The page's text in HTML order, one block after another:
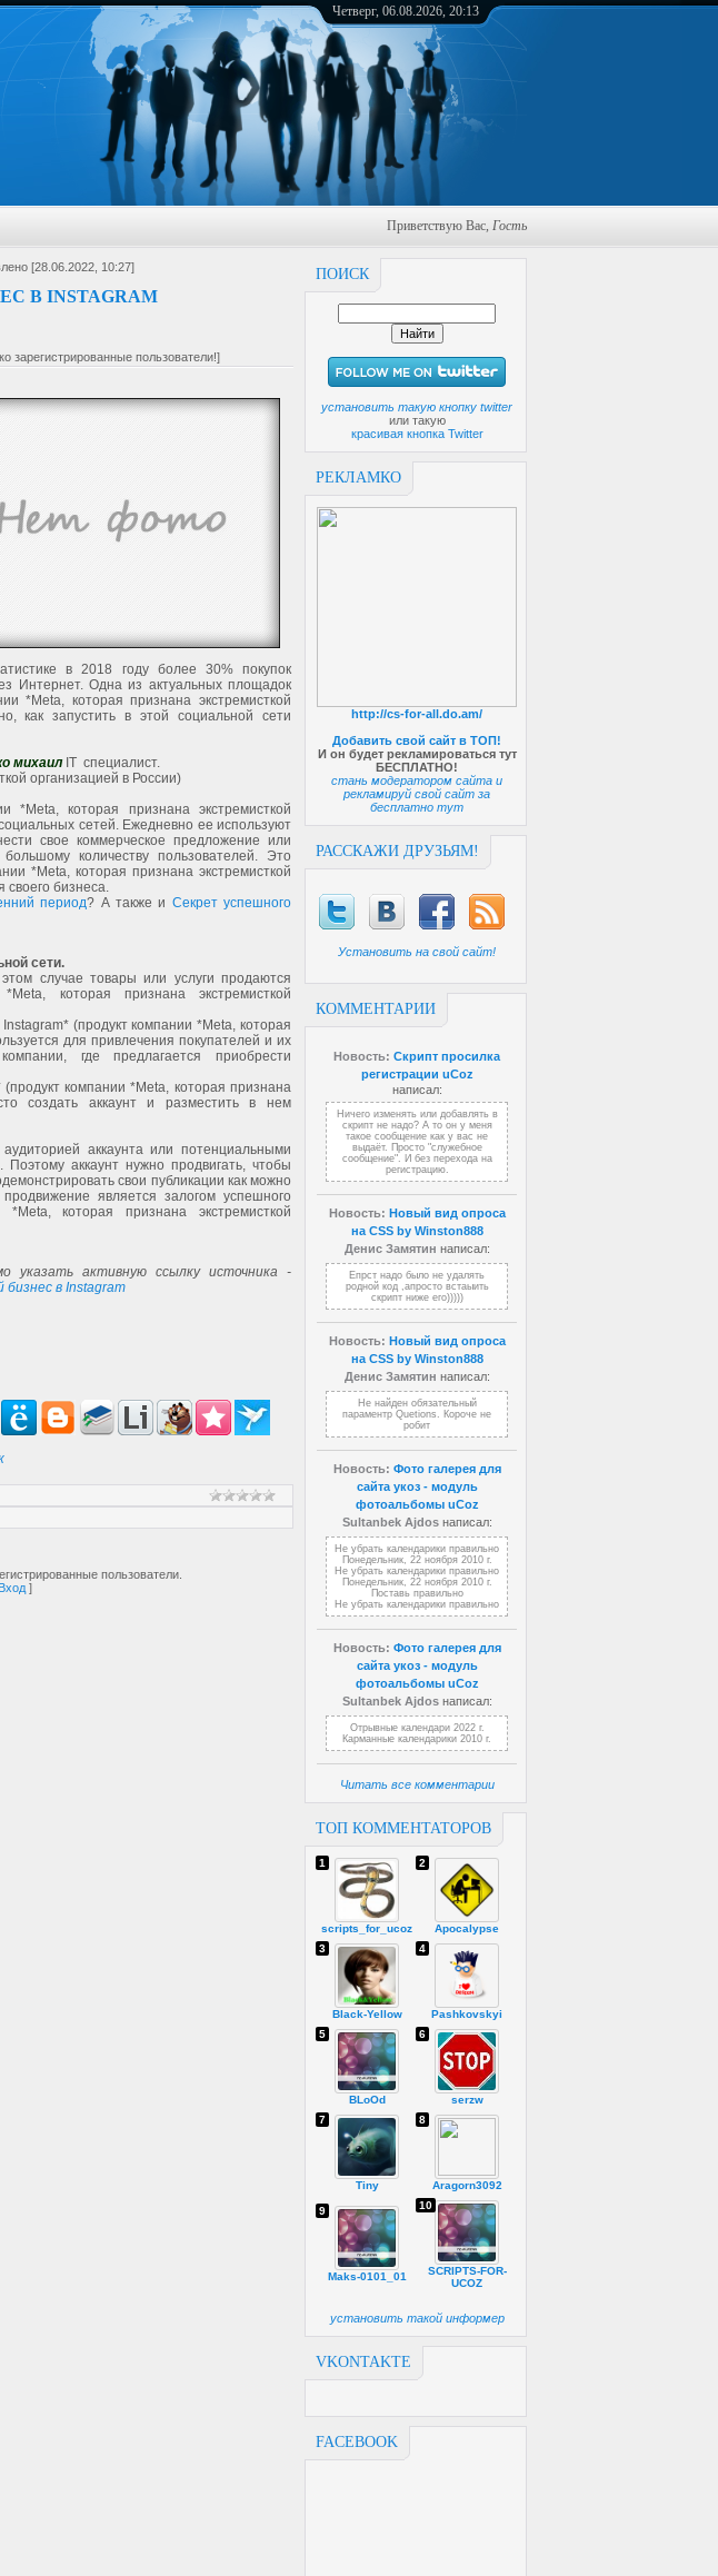
Четверг, 06.08.2026, 20:13
Приветствую Вас, Гость
ПОИСК
установить такую кнопку twitter
или такую
красивая кнопка Twitter
РЕКЛАМКО
http://cs-for-all.do.am/
Добавить свой сайт в ТОП!
И он будет рекламироваться тут
БЕСПЛАТНО!
стань модератором сайта и
рекламируй свой сайт за
бесплатно тут
РАССКАЖИ ДРУЗЬЯМ!
Установить на свой сайт!
КОММЕНТАРИИ
Новость: Скрипт просилка
регистрации uCoz
написал:
Ничего изменять или добавлять в
скрипт не надо? А то он у меня
такое сообщение как у вас не
выдаёт. Просто "служебное
сообщение". И без перехода на
регистрацию.
Новость: Новый вид опроса
на CSS by Winston888
Денис Замятин написал:
Епрст надо было не удалять
родной код ,апросто встаыить
скрипт ниже его)))))
Новость: Новый вид опроса
на CSS by Winston888
Денис Замятин написал:
Не найден обязательный
параментр Quetions. Короче не
робит
Новость: Фото галерея для
сайта укоз - модуль
фотоальбомы uCoz
Sultanbek Ajdosнаписал:
Не убрать календарики правильно
Понедельник, 22 ноября 2010 г.
Не убрать календарики правильно
Понедельник, 22 ноября 2010 г.
Поставь правильно
Не убрать календарики правильно
Новость: Фото галерея для
сайта укоз - модуль
фотоальбомы uCoz
Sultanbek Ajdosнаписал:
Отрывные календари 2022 г.
Карманные календарики 2010 г.
Читать все комментарии
ТОП КОММЕНТАТОРОВ
scripts_for_ucoz
1
Apocalypse
2
Black-Yellow
3
Pashkovskyi
4
BLoOd
5
serzw
6
Tiny
7
Aragorn3092
8
Maks-0101_01
9
SCRIPTS-FOR-
UCOZ
10
установить такой информер
VKONTAKTE
FACEBOOK
[28.06.2022, 10:27]
В INSTAGRAM
зарегистрированные пользователи!]
в 2018 году более 30% покупок
Интернет. Одна из актуальных площадок
*Meta, которая признана экстремисткой
как запустить в этой социальной сети
михаилIT специалист.
организацией в России)
*Meta, которая признана экстремисткой
сетей. Ежедневно ее используют
свое коммерческое предложение или
количеству пользователей. Это
*Meta, которая признана экстремисткой
своего бизнеса.
период? А также и Секрет успешного
сети.
случае товары или услуги продаются
которая признана экстремисткой
(продукт компании *Meta, которая
для привлечения покупателей и их
где предлагается приобрести
компании *Meta, которая признана
создать аккаунт и разместить в нем
аккаунта или потенциальными
аккаунт нужно продвигать, чтобы
свои публикации как можно
является залогом успешного
которая признана экстремисткой
указать активную ссылку источника -
в Instagram
пользователи.
Вход ]